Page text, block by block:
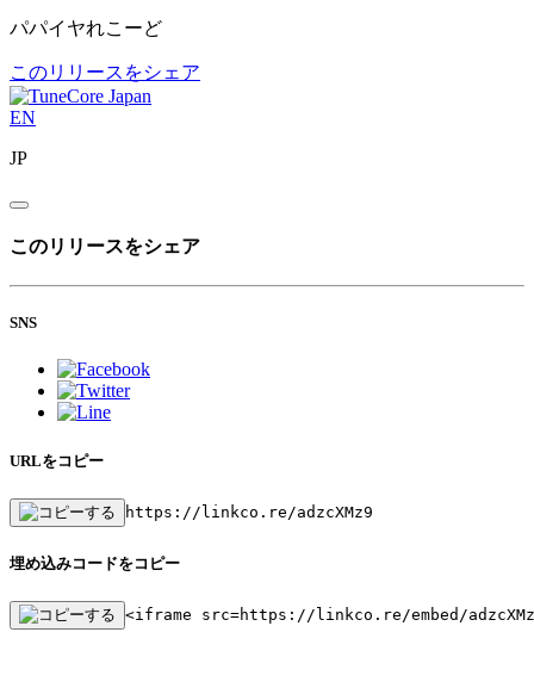
パパイヤれこーど
このリリースをシェア
EN
JP
このリリースをシェア
SNS
URLをコピー
https://linkco.re/adzcXMz9
埋め込みコードをコピー
<iframe src=https://linkco.re/embed/